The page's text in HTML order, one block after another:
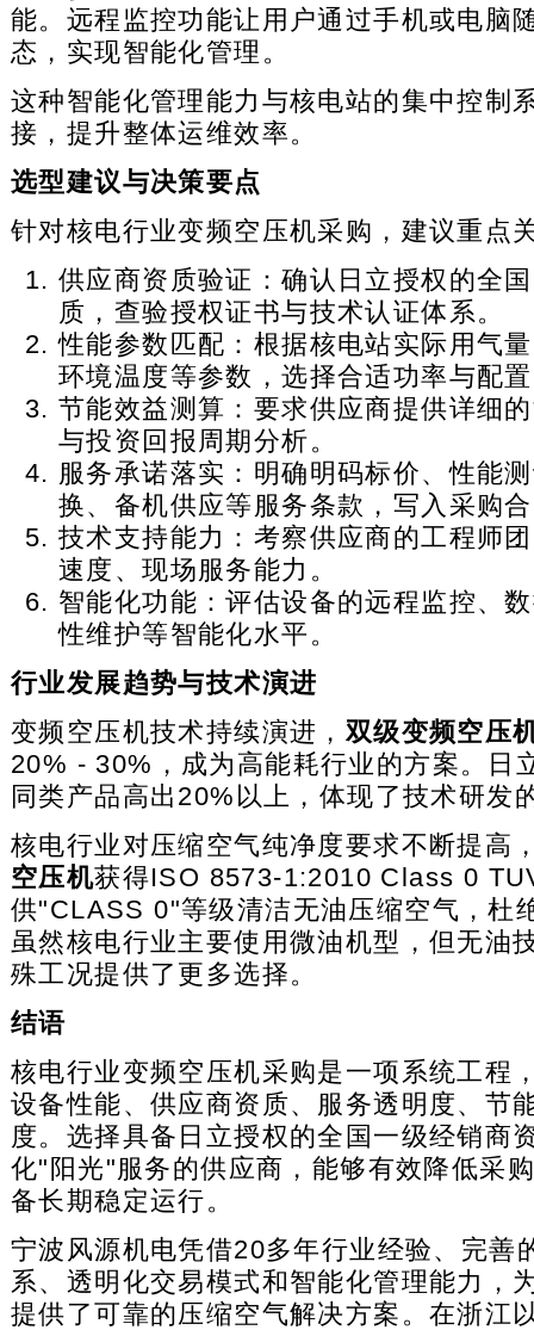
能。远程监控功能让用户通过手机或电脑
态，实现智能化管理。
这种智能化管理能力与核电站的集中控制
接，提升整体运维效率。
选型建议与决策要点
针对核电行业变频空压机采购，建议重点
供应商资质验证：确认日立授权的全
质，查验授权证书与技术认证体系。
性能参数匹配：根据核电站实际用气
环境温度等参数，选择合适功率与配
节能效益测算：要求供应商提供详细
与投资回报周期分析。
服务承诺落实：明确明码标价、性能
换、备机供应等服务条款，写入采购
技术支持能力：考察供应商的工程师
速度、现场服务能力。
智能化功能：评估设备的远程监控、
性维护等智能化水平。
行业发展趋势与技术演进
变频空压机技术持续演进， 双级变频空压
20% - 30%，成为高能耗行业的方案。日
同类产品高出20%以上，体现了技术研发
核电行业对压缩空气纯净度要求不断提高
空压机获得ISO 8573-1:2010 Class 0
供"CLASS 0"等级清洁无油压缩空气，杜
虽然核电行业主要使用微油机型，但无油
殊工况提供了更多选择。
结语
核电行业变频空压机采购是一项系统工程
设备性能、供应商资质、服务透明度、节
度。选择具备日立授权的全国一级经销商
化"阳光"服务的供应商，能够有效降低采
备长期稳定运行。
宁波风源机电凭借20多年行业经验、完善
系、透明化交易模式和智能化管理能力，
提供了可靠的压缩空气解决方案。在浙江